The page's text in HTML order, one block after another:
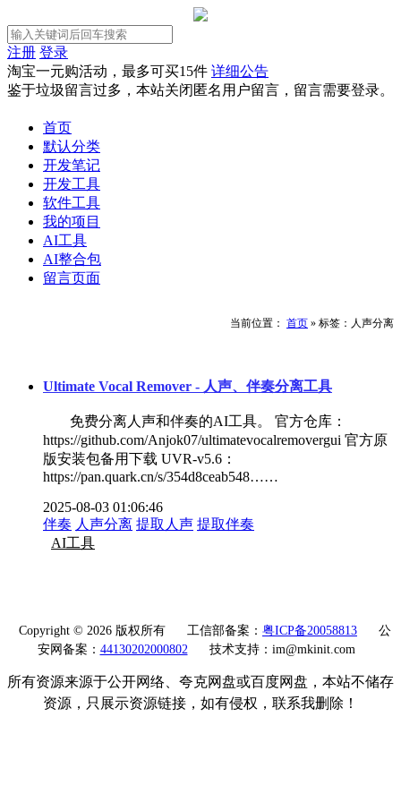
注册 登录
淘宝一元购活动，最多可买15件 详细公告
鉴于垃圾留言过多，本站关闭匿名用户留言，留言需要登录。
首页
默认分类
开发笔记
开发工具
软件工具
我的项目
AI工具
AI整合包
留言页面
当前位置： 首页 » 标签：人声分离
Ultimate Vocal Remover - 人声、伴奏分离工具
免费分离人声和伴奏的AI工具。 官方仓库：
https://github.com/Anjok07/ultimatevocalremovergui 官方原
版安装包备用下载 UVR-v5.6：
https://pan.quark.cn/s/354d8ceab548……
2025-08-03 01:06:46
伴奏 人声分离 提取人声 提取伴奏
AI工具
Copyright © 2026 版权所有 工信部备案： 粤ICP备20058813
公
安网备案： 44130202000802 技术支持：im@mkinit.com
所有资源来源于公开网络、夸克网盘或百度网盘，本站不储存
资源，只展示资源链接，如有侵权，联系我删除！